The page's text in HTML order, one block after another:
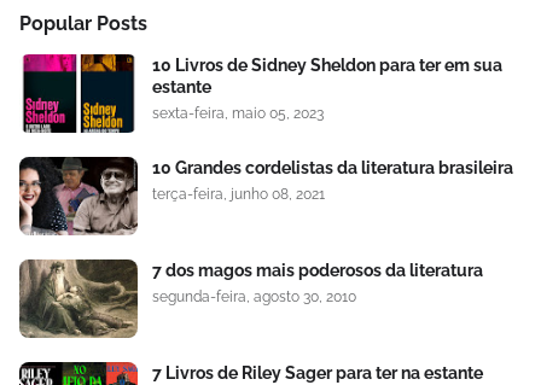
Popular Posts
10 Livros de Sidney Sheldon para ter em sua
estante
sexta-feira, maio 05, 2023
10 Grandes cordelistas da literatura brasileira
terça-feira, junho 08, 2021
7 dos magos mais poderosos da literatura
segunda-feira, agosto 30, 2010
7 Livros de Riley Sager para ter na estante